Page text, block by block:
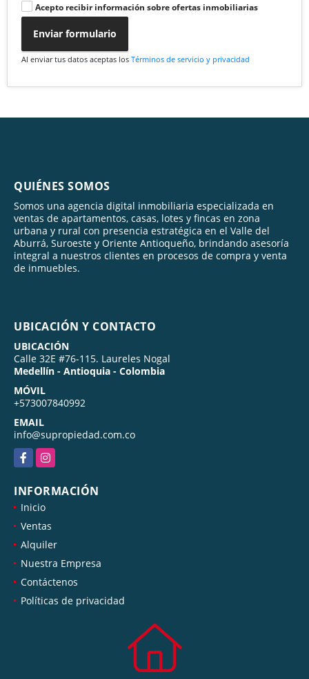
Acepto recibir información sobre ofertas inmobiliarias
Enviar formulario
Al enviar tus datos aceptas los Términos de servicio y privacidad
QUIÉNES SOMOS
Somos una agencia digital inmobiliaria especializada en
ventas de apartamentos, casas, lotes y fincas en zona
urbana y rural con presencia estratégica en el Valle del
Aburrá, Suroeste y Oriente Antioqueño, brindando asesoría
integral a nuestros clientes en procesos de compra y venta
de inmuebles.
UBICACIÓN Y CONTACTO
UBICACIÓN
Calle 32E #76-115. Laureles Nogal
Medellín - Antioquia - Colombia
MÓVIL
+573007840992
EMAIL
info@supropiedad.com.co
FacebookInstagram
INFORMACIÓN
Inicio
Ventas
Alquiler
Nuestra Empresa
Contáctenos
Políticas de privacidad